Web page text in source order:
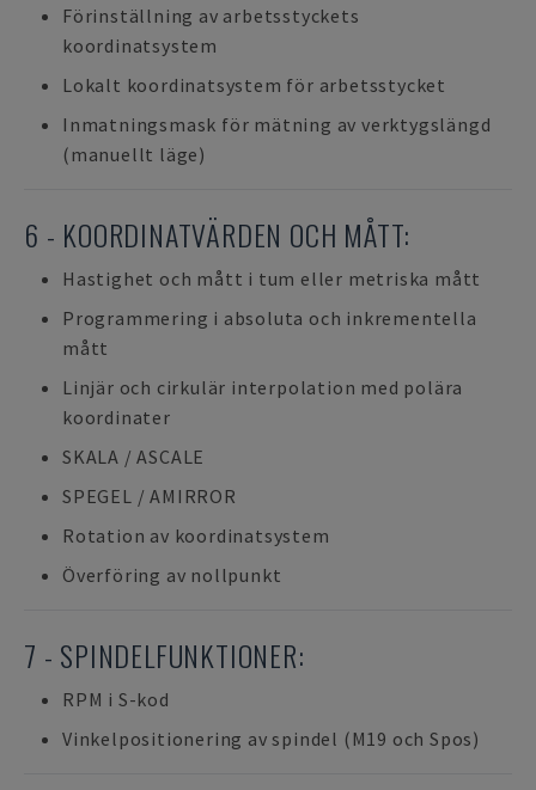
Förinställning av arbetsstyckets
koordinatsystem
Lokalt koordinatsystem för arbetsstycket
Inmatningsmask för mätning av verktygslängd
(manuellt läge)
6 - KOORDINATVÄRDEN OCH MÅTT:
Hastighet och mått i tum eller metriska mått
Programmering i absoluta och inkrementella
mått
Linjär och cirkulär interpolation med polära
koordinater
SKALA / ASCALE
SPEGEL / AMIRROR
Rotation av koordinatsystem
Överföring av nollpunkt
7 - SPINDELFUNKTIONER:
RPM i S-kod
Vinkelpositionering av spindel (M19 och Spos)